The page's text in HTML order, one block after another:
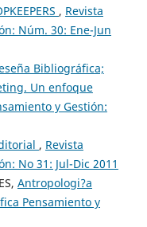
, Revista
Núm. 30: Ene-Jun
Bibliográfica;
Un enfoque
y Gestión:
, Revista
No 31: Jul-Dic 2011
Antropologi?a
Pensamiento y